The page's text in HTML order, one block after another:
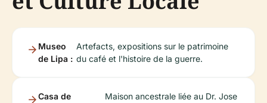
Museo
de Lipa :
Artefacts, expositions sur le patrimoine
du café et l'histoire de la guerre.
Casa de
Maison ancestrale liée au Dr. Jose